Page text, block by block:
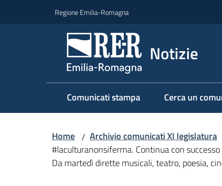
Regione Emilia-Romagna
Notizie
Comunicati stampa Cerca un
Home / Archivio comunicati XI legislatura
#laculturanonsiferma. Continua con
Da martedì dirette musicali, teatro, poesia,